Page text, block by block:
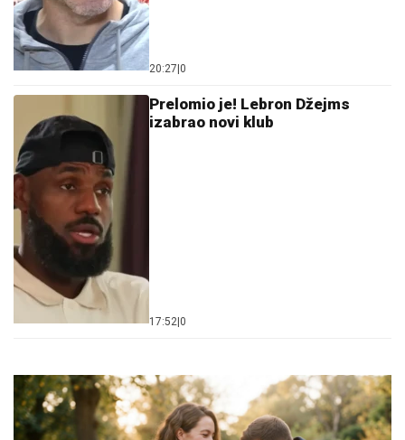
20:27 0
Prelomio je! Lebron Džejms
izabrao novi klub
17:52 0